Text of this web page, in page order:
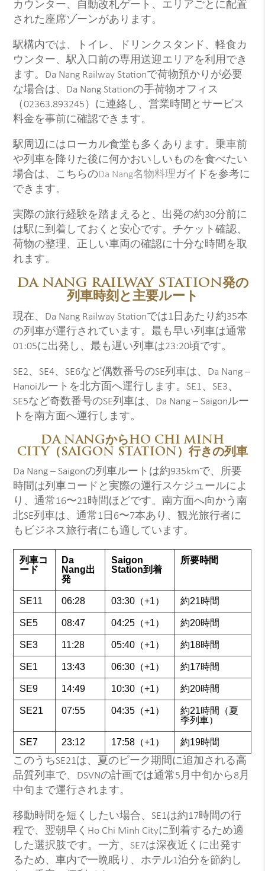
カウンター、自動改札ゲート、エリアごとに配置
された座席ゾーンがあります。
駅構内では、トイレ、ドリンクスタンド、軽食カ
ウンター、駅入口前の専用送迎エリアを利用でき
ます。Da Nang Railway Stationで荷物預かりが必要
な場合は、Da Nang Stationの手荷物オフィス
（02363.893245）に連絡し、営業時間とサービス
料金を事前に確認できます。
駅周辺にはローカル食堂も多くあります。乗車前
や列車を降りた後に何かおいしいものを食べたい
場合は、こちらのDa Nang名物料理ガイドを参考に
できます。
実際の旅行経験を踏まえると、出発の約30分前に
は駅に到着しておくと安心です。チケット確認、
荷物の整理、正しい車両の確認に十分な時間を取
れます。
DA NANG RAILWAY STATION発の
列車時刻と主要ルート
現在、Da Nang Railway Stationでは1日あたり約35本
の列車が運行されています。最も早い列車は通常
01:05に出発し、最も遅い列車は23:20頃です。
SE2、SE4、SE6など偶数番号のSE列車は、Da Nang –
Hanoiルートを北方面へ運行します。SE1、SE3、
SE5など奇数番号のSE列車は、Da Nang – Saigonルー
トを南方面へ運行します。
DA NANGからHO CHI MINH
CITY（SAIGON STATION）行きの列車
Da Nang – Saigonの列車ルートは約935kmで、所要
時間は列車コードと実際の運行スケジュールによ
り、通常16〜21時間ほどです。南方面へ向かう南
北SE列車は、通常1日6〜7本あり、観光旅行者に
もビジネス旅行者にも適しています。
列車コ
ード
Da
Nang出
発
Saigon
Station到着
所要時間
SE11 06:28 03:30（+1） 約21時間
SE5 08:47 04:25（+1） 約20時間
SE3 11:28 05:40（+1） 約18時間
SE1 13:43 06:30（+1） 約17時間
SE9 14:49 10:30（+1） 約20時間
SE21 07:55 04:35（+1）
約21時間（夏
季列車）
SE7 23:12 17:58（+1） 約19時間
このうちSE21は、夏のピーク期間に追加される高
品質列車で、DSVNの計画では通常5月中旬から8月
中旬まで運行されます。
移動時間を短くしたい場合、SE1は約17時間の行
程で、翌朝早くHo Chi Minh Cityに到着するため適
した選択肢です。一方、SE7は深夜近くに出発す
るため、車内で一晩眠り、ホテル1泊分を節約し